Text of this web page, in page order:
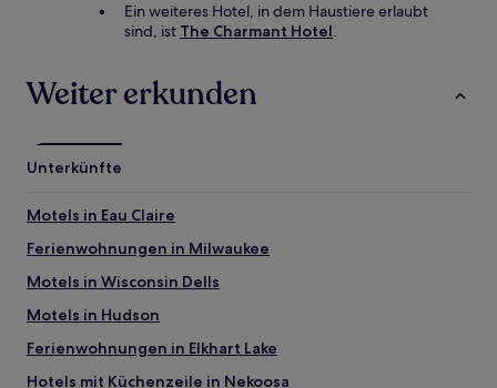
Ein weiteres Hotel, in dem Haustiere erlaubt
sind, ist The Charmant Hotel.
Weiter erkunden
Unterkünfte
Motels in Eau Claire
Ferienwohnungen in Milwaukee
Motels in Wisconsin Dells
Motels in Hudson
Ferienwohnungen in Elkhart Lake
Hotels mit Küchenzeile in Nekoosa